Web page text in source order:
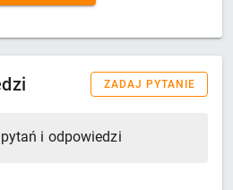
ZADAJ PYTANIE
i odpowiedzi